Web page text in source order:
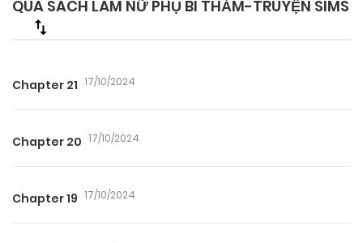
QUA SÁCH LÀM NỮ PHỤ BI THẢM-TRUYỆN SIMS
Chapter 21 17/10/2024
Chapter 20 17/10/2024
Chapter 19 17/10/2024